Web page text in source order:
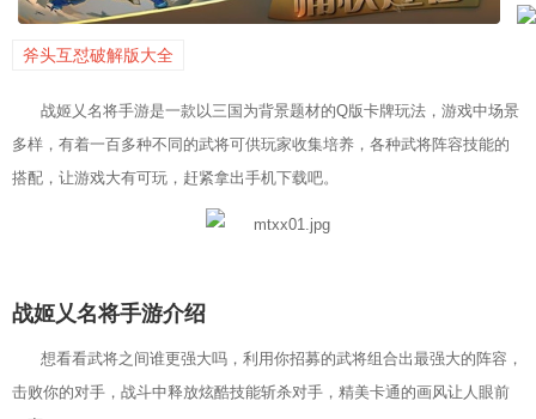
斧头互怼破解版大全
战姬乂名将手游是一款以三国为背景题材的Q版卡牌玩法，游戏中场景
多样，有着一百多种不同的武将可供玩家收集培养，各种武将阵容技能的
搭配，让游戏大有可玩，赶紧拿出手机下载吧。
战姬乂名将手游介绍
想看看武将之间谁更强大吗，利用你招募的武将组合出最强大的阵容，
击败你的对手，战斗中释放炫酷技能斩杀对手，精美卡通的画风让人眼前